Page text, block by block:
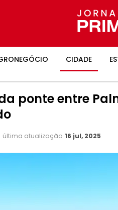
CIDADE
ponte entre
última atualização 16 jul, 2025